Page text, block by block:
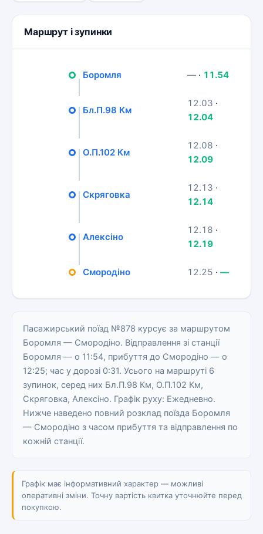
Маршрут і зупинки
Боромля — · 11.54
Бл.П.98 Км
12.03 ·
12.04
О.П.102 Км
12.08 ·
12.09
Скряговка
12.13 ·
12.14
Алексіно
12.18 ·
12.19
Смородіно 12.25 · —
Пасажирський поїзд №878 курсує за маршрутом
Боромля — Смородіно. Відправлення зі станції
Боромля — о 11:54, прибуття до Смородіно — о
12:25; час у дорозі 0:31. Усього на маршруті 6
зупинок, серед них Бл.П.98 Км, О.П.102 Км,
Скряговка, Алексіно. Графік руху: Ежедневно.
Нижче наведено повний розклад поїзда Боромля
— Смородіно з часом прибуття та відправлення по
кожній станції.
Графік має інформативний характер — можливі
оперативні зміни. Точну вартість квитка уточнюйте перед
покупкою.